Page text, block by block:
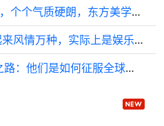
9位真正的“中国式”美男子，个个气质硬朗，东方美学浑然天成
6位最干净的女明星，看起来风情万种，实际上是娱乐圈的一股清流
揭秘“美国大网红”的成功之路：他们是如何征服全球的？